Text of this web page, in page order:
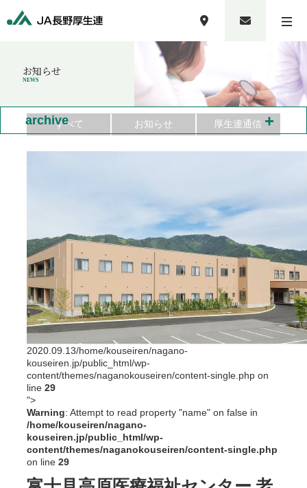
お知らせ
NEWS
すべて お知らせ 厚生連通信
2020.09.13/home/kouseiren/nagano-
kouseiren.jp/public_html/wp-
content/themes/naganokouseiren/content-single.php on
line 29
">
Warning: Attempt to read property "name" on false in
/home/kouseiren/nagano-
kouseiren.jp/public_html/wp-
content/themes/naganokouseiren/content-single.php
on line 29
archive +